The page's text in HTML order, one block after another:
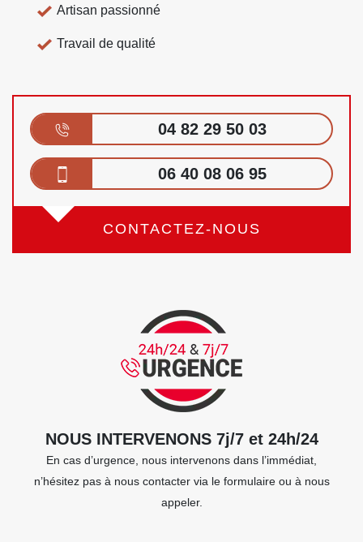
Artisan passionné
Travail de qualité
04 82 29 50 03
06 40 08 06 95
CONTACTEZ-NOUS
NOUS INTERVENONS 7j/7 et 24h/24
En cas d’urgence, nous intervenons dans l’immédiat,
n’hésitez pas à nous contacter via le formulaire ou à nous
appeler.